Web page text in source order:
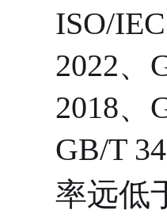
ISO/
2022、
2018、
GB/T
率远低